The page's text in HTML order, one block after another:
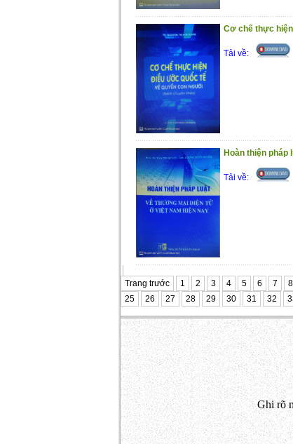
Cơ chế thực
Tải về:
Hoàn thiện pháp
Tải về:
Trang trước 1 2 3 4 5 6 7 8
25
26 27 28 29 30 31 32
Ghi rõ